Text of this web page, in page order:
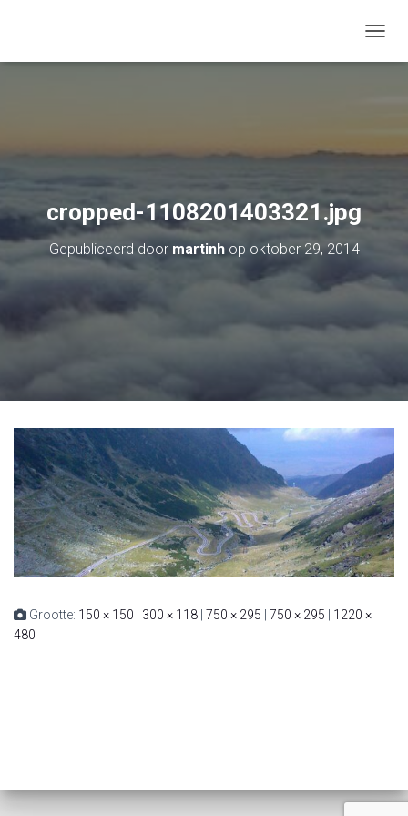
cropped-1108201403321.jpg
Gepubliceerd door martinhop oktober 29, 2014
Grootte: 150 × 150 300 × 118 750 × 295 750 × 295
1220 ×
480